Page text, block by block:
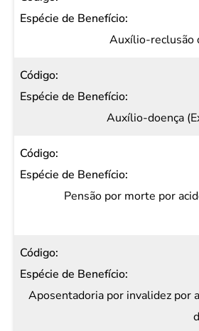
Auxílio-reclusão
Auxílio-doença
Pensão por morte por
Aposentadoria por invalidez por